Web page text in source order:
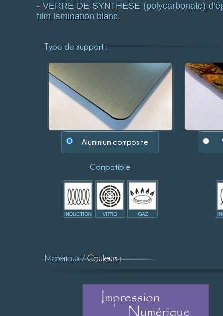
- VERRE DE SYNTHESE (polycarbonate)
film lamination blanc.
Type de support :
Aluminium composite
Compatible